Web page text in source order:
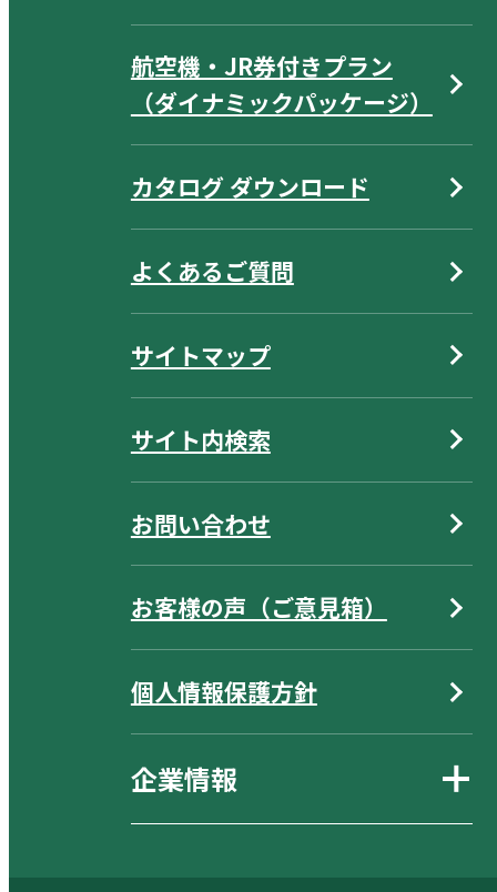
航空機・JR券付きプラン
（ダイナミックパッケージ）
カタログ ダウンロード
よくあるご質問
サイトマップ
サイト内検索
お問い合わせ
お客様の声（ご意見箱）
個人情報保護方針
企業情報